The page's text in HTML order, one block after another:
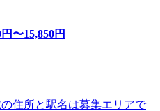
円〜15,850円
住所と駅名は募集エリアで